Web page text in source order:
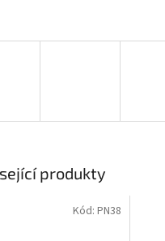
produkty
Kód: PN38